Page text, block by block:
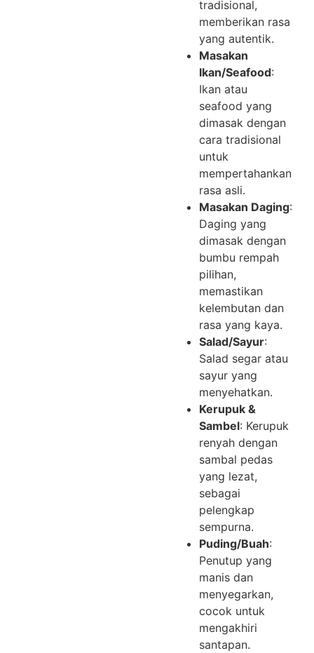
tradisional,
memberikan rasa
yang autentik.
Masakan
Ikan/Seafood:
Ikan atau
seafood yang
dimasak dengan
cara tradisional
untuk
mempertahankan
rasa asli.
Masakan Daging:
Daging yang
dimasak dengan
bumbu rempah
pilihan,
memastikan
kelembutan dan
rasa yang kaya.
Salad/Sayur:
Salad segar atau
sayur yang
menyehatkan.
Kerupuk &
Sambel: Kerupuk
renyah dengan
sambal pedas
yang lezat,
sebagai
pelengkap
sempurna.
Puding/Buah:
Penutup yang
manis dan
menyegarkan,
cocok untuk
mengakhiri
santapan.